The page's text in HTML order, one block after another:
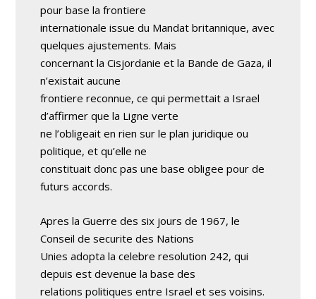
pour base la frontiere
internationale issue du Mandat britannique, avec
quelques ajustements. Mais
concernant la Cisjordanie et la Bande de Gaza, il
n’existait aucune
frontiere reconnue, ce qui permettait a Israel
d’affirmer que la Ligne verte
ne l’obligeait en rien sur le plan juridique ou
politique, et qu’elle ne
constituait donc pas une base obligee pour de
futurs accords.
Apres la Guerre des six jours de 1967, le
Conseil de securite des Nations
Unies adopta la celebre resolution 242, qui
depuis est devenue la base des
relations politiques entre Israel et ses voisins.